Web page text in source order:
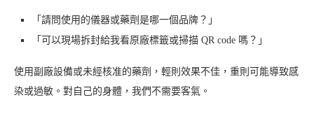
「請問使用的儀器或藥劑是哪一個品牌？」
「可以現場拆封給我看原廠標籤或掃描 QR code 嗎？」
使用副廠設備或未經核准的藥劑，輕則效果不佳，重則可能導致感
染或過敏。對自己的身體，我們不需要客氣。